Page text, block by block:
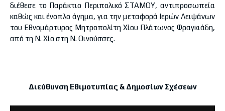
διέθεσε το Παράκτιο Περιπολικό ΣΤΑΜΟΥ, αντιπροσωπεία
καθώς και ένοπλο άγημα, για την μεταφορά Ιερών Λειψάνων
του Εθνομάρτυρος Μητροπολίτη Χίου Πλάτωνος Φραγκιάδη,
από τη Ν. Χίο στη Ν. Οινούσσες.
Διεύθυνση Εθιμοτυπίας & Δημοσίων Σχέσεων